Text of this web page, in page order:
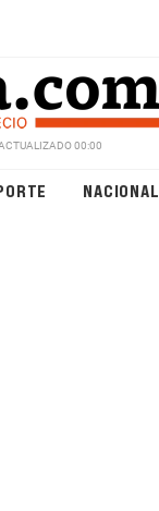
00:00
NACIONAL